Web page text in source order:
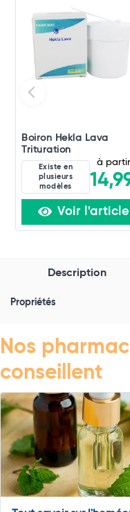
Boiron Hekla Lava
Trituration
Existe en
plusieurs
modèles
à
Voir l'article
Description
Propriétés
Nos
conseillent